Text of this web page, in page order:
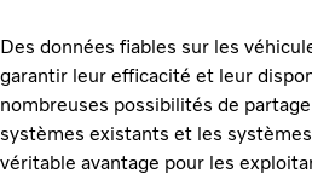
Des données fiables sur les
garantir leur efficacité et leur
nombreuses possibilités de
systèmes existants et les
véritable avantage pour les